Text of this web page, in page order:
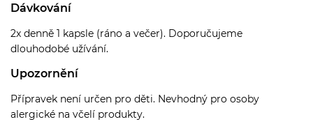
Dávkování
2x denně 1 kapsle (ráno a večer). Doporučujeme
dlouhodobé užívání.
Upozornění
Přípravek není určen pro děti. Nevhodný pro osoby
alergické na včelí produkty.